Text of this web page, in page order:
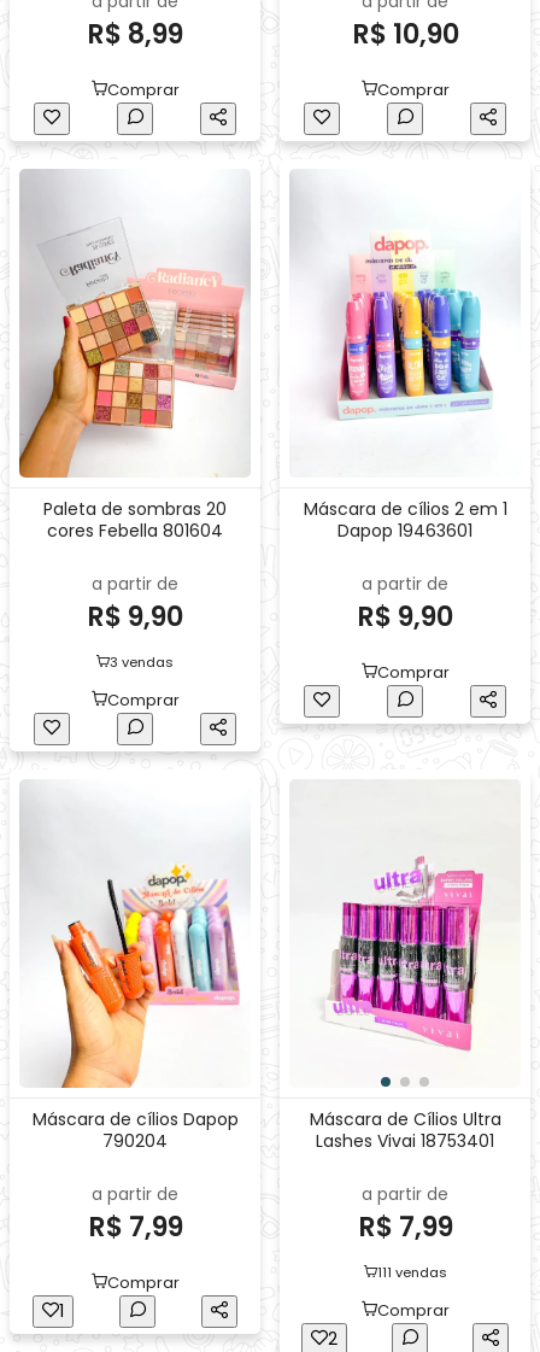
R$ 8,99
Comprar
R$ 10,90
Comprar
Paleta de sombras 20
cores Febella 801604
a partir de
R$ 9,90
3 vendas
Comprar
Máscara de cílios 2 em 1
Dapop 19463601
a partir de
R$ 9,90
Comprar
Máscara de cílios Dapop
790204
a partir de
R$ 7,99
Comprar
1
Máscara de Cílios Ultra
Lashes Vivai 18753401
a partir de
R$ 7,99
111 vendas
Comprar
2